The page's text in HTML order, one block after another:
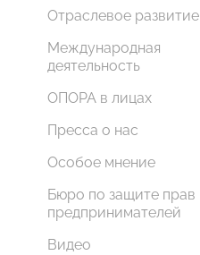
Отраслевое развитие
Международная
деятельность
ОПОРА в лицах
Пресса о нас
Особое мнение
Бюро по защите прав
предпринимателей
Видео